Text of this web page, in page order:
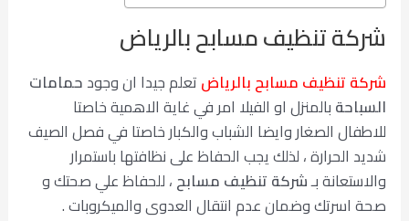
شركة تنظيف مسابح بالرياض
شركة تنظيف مسابح بالرياض تعلم جيدا ان وجود حمامات
السباحة بالمنزل او الفيلا امر في غاية الاهمية خاصتا
للاطفال الصغار وايضا الشباب والكبار خاصتا في فصل الصيف
شديد الحرارة ، لذلك يجب الحفاظ على نظافتها باستمرار
والاستعانة بـشركة تنظيف مسابح ، للحفاظ علي صحتك و
صحة اسرتك وضمان عدم انتقال العدوى والميكروبات .